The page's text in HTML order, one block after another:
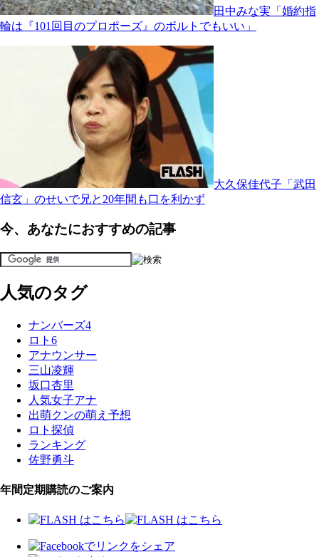
田中みな実「婚約指
輪は『101回目のプロポーズ』のボルトでもいい」
大久保佳代子「武田
信玄」のせいで兄と20年間も口を利かず
今、あなたにおすすめの記事
人気のタグ
ナンバーズ4
ロト6
アナウンサー
三山凌輝
坂口杏里
人気女子アナ
出萌クンの萌え予想
ロト探偵
ランキング
佐野勇斗
年間定期購読のご案内